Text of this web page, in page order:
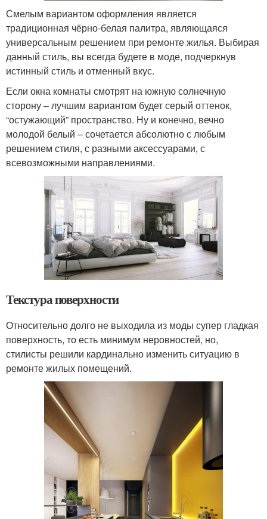
Смелым вариантом оформления является
традиционная чёрно-белая палитра, являющаяся
универсальным решением при ремонте жилья. Выбирая
данный стиль, вы всегда будете в моде, подчеркнув
истинный стиль и отменный вкус.
Если окна комнаты смотрят на южную солнечную
сторону – лучшим вариантом будет серый оттенок,
“остужающий” пространство. Ну и конечно, вечно
молодой белый – сочетается абсолютно с любым
решением стиля, с разными аксессуарами, с
всевозможными направлениями.
Текстура поверхности
Относительно долго не выходила из моды супер гладкая
поверхность, то есть минимум неровностей, но,
стилисты решили кардинально изменить ситуацию в
ремонте жилых помещений.